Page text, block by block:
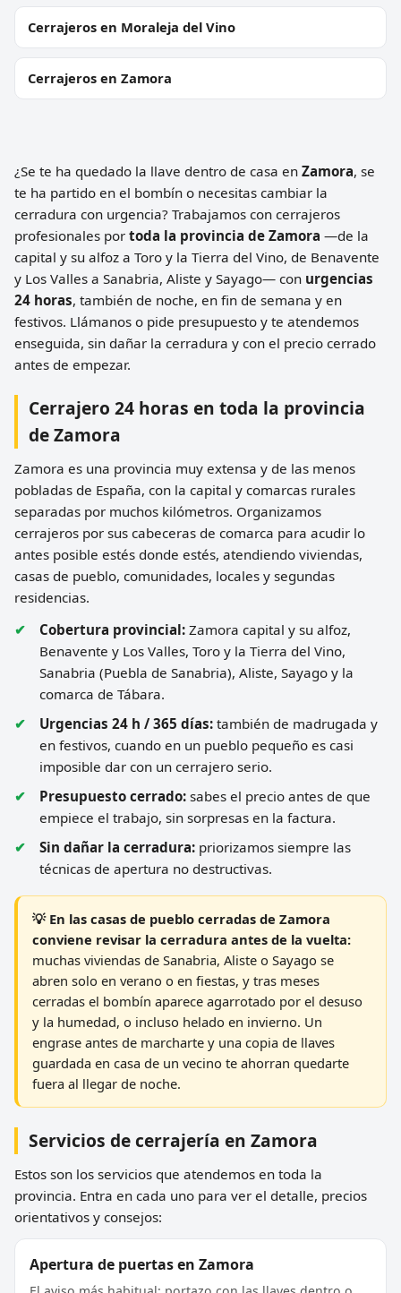
Cerrajeros en Moraleja del Vino
Cerrajeros en Zamora
¿Se te ha quedado la llave dentro de casa en Zamora, se
te ha partido en el bombín o necesitas cambiar la
cerradura con urgencia? Trabajamos con cerrajeros
profesionales por toda la provincia de Zamora —de la
capital y su alfoz a Toro y la Tierra del Vino, de Benavente
y Los Valles a Sanabria, Aliste y Sayago— con urgencias
24 horas, también de noche, en fin de semana y en
festivos. Llámanos o pide presupuesto y te atendemos
enseguida, sin dañar la cerradura y con el precio cerrado
antes de empezar.
Cerrajero 24 horas en toda la provincia
de Zamora
Zamora es una provincia muy extensa y de las menos
pobladas de España, con la capital y comarcas rurales
separadas por muchos kilómetros. Organizamos
cerrajeros por sus cabeceras de comarca para acudir lo
antes posible estés donde estés, atendiendo viviendas,
casas de pueblo, comunidades, locales y segundas
residencias.
Cobertura provincial: Zamora capital y su alfoz,
Benavente y Los Valles, Toro y la Tierra del Vino,
Sanabria (Puebla de Sanabria), Aliste, Sayago y la
comarca de Tábara.
Urgencias 24 h / 365 días: también de madrugada y
en festivos, cuando en un pueblo pequeño es casi
imposible dar con un cerrajero serio.
Presupuesto cerrado: sabes el precio antes de que
empiece el trabajo, sin sorpresas en la factura.
Sin dañar la cerradura: priorizamos siempre las
técnicas de apertura no destructivas.
💡 En las casas de pueblo cerradas de Zamora
conviene revisar la cerradura antes de la vuelta:
muchas viviendas de Sanabria, Aliste o Sayago se
abren solo en verano o en fiestas, y tras meses
cerradas el bombín aparece agarrotado por el desuso
y la humedad, o incluso helado en invierno. Un
engrase antes de marcharte y una copia de llaves
guardada en casa de un vecino te ahorran quedarte
fuera al llegar de noche.
Servicios de cerrajería en Zamora
Estos son los servicios que atendemos en toda la
provincia. Entra en cada uno para ver el detalle, precios
orientativos y consejos:
Apertura de puertas en Zamora